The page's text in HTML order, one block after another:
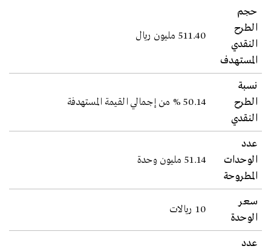
حجم
الطرح
النقدي
المستهدف
511.40 مليون ريال
نسبة
الطرح
النقدي
50.14 % من إجمالي القيمة المستهدفة
عدد
الوحدات
المطروحة
51.14 مليون وحدة
سعر
الوحدة
10 ريالات
عدد